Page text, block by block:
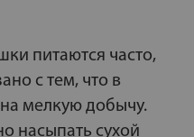
питаются часто,
с тем, что в
мелкую добычу.
насыпать сухой